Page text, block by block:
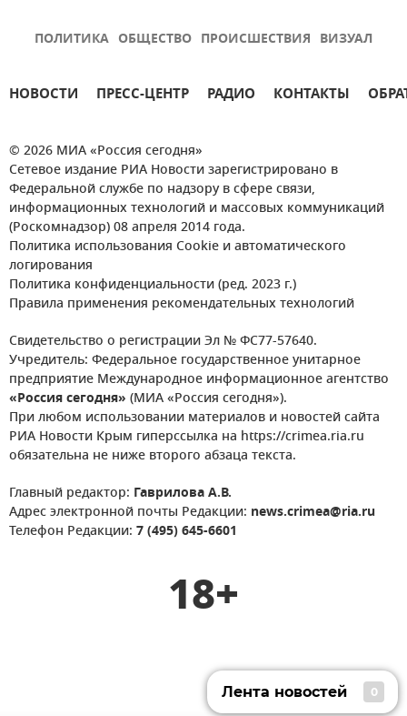
ПОЛИТИКА ОБЩЕСТВО ПРОИСШЕСТВИЯ ВИЗУАЛ
НОВОСТИ ПРЕСС-ЦЕНТР РАДИО КОНТАКТЫ
© 2026 МИА «Россия сегодня»
Сетевое издание РИА Новости зарегистрировано в
Федеральной службе по надзору в сфере связи,
информационных технологий и массовых коммуникаций
(Роскомнадзор) 08 апреля 2014 года.
Политика использования Cookie и автоматического
логирования
Политика конфиденциальности (ред. 2023 г.)
Правила применения рекомендательных технологий
Свидетельство о регистрации Эл № ФС77-57640.
Учредитель: Федеральное государственное унитарное
предприятие Международное информационное агентство
«Россия сегодня» (МИА «Россия сегодня»).
При любом использовании материалов и новостей сайта
РИА Новости Крым гиперссылка на https://crimea.ria.ru
обязательна не ниже второго абзаца текста.
Главный редактор: Гаврилова А.В.
Адрес электронной почты Редакции: news.crimea@ria.ru
Телефон Редакции: 7 (495) 645-6601
18+
Лента новостей 0